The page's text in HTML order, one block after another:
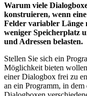
Warum viele
konstruieren, wenn
Felder variabler Länge
weniger Speicherplatz
und Adressen belasten.
Stellen Sie sich ein
Möglichkeit bieten
einer Dialogbox frei zu
an ein Programm, in